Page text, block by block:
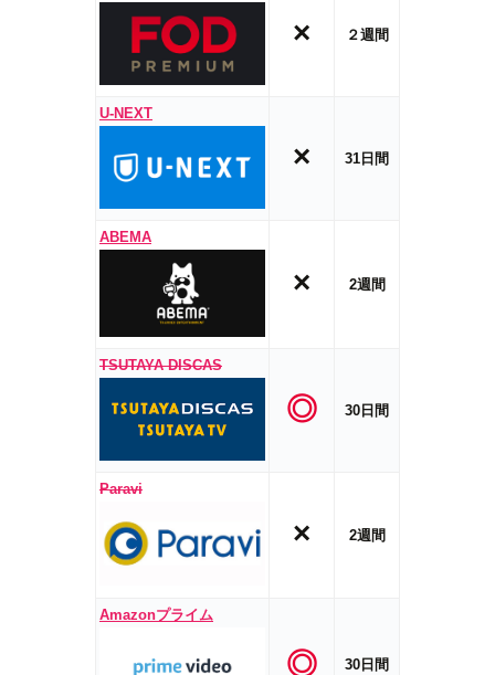
× ２週間
U-NEXT
× 31日間
ABEMA
× 2週間
TSUTAYA DISCAS
◎ 30日間
Paravi
× 2週間
Amazonプライム
◎ 30日間